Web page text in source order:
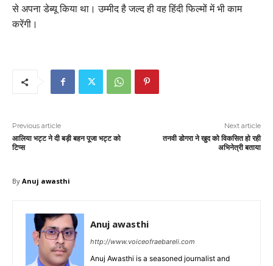
से अपना डेब्यू किया था। उम्मीद है जल्द ही वह हिंदी फिल्मों में भी काम
करेंगी।
Previous article
आलिया भट्ट ने दी बड़ी बहन पूजा भट्ट को
टिप्स
Next article
तनवी डोगरा ने खुद को विकसित हो रही
अभिनेत्री बताया
By Anuj awasthi
Anuj awasthi
http://www.voiceofraebareli.com
Anuj Awasthi is a seasoned journalist and